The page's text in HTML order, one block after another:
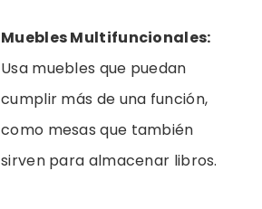
Muebles Multifuncionales:
Usa muebles que puedan
cumplir más de una función,
como mesas que también
sirven para almacenar libros.